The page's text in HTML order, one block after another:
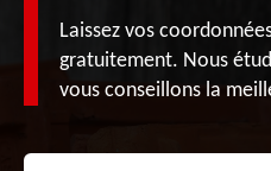
Laissez vos
gratuitement. Nous
vous conseillons la